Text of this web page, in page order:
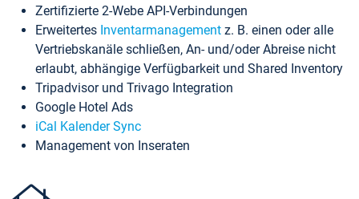
Zertifizierte 2-Webe API-Verbindungen
Erweitertes Inventarmanagement z. B. einen oder alle
Vertriebskanäle schließen, An- und/oder Abreise nicht
erlaubt, abhängige Verfügbarkeit und Shared Inventory
Tripadvisor und Trivago Integration
Google Hotel Ads
iCal Kalender Sync
Management von Inseraten